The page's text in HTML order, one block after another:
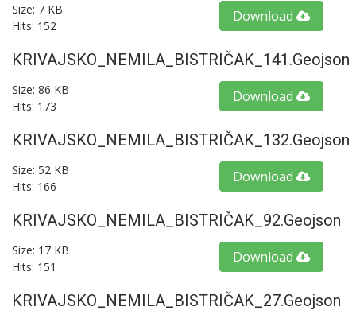
Size: 7 KB
Hits: 152
Download
KRIVAJSKO_NEMILA_BISTRIČAK_141.geojson
Size: 86 KB
Hits: 173
Download
KRIVAJSKO_NEMILA_BISTRIČAK_132.geojson
Size: 52 KB
Hits: 166
Download
KRIVAJSKO_NEMILA_BISTRIČAK_92.geojson
Size: 17 KB
Hits: 151
Download
KRIVAJSKO_NEMILA_BISTRIČAK_27.geojson